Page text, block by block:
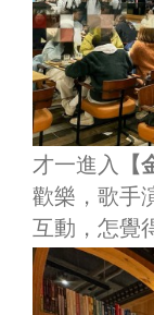
才一進入
歡樂，歌手
互動，怎覺